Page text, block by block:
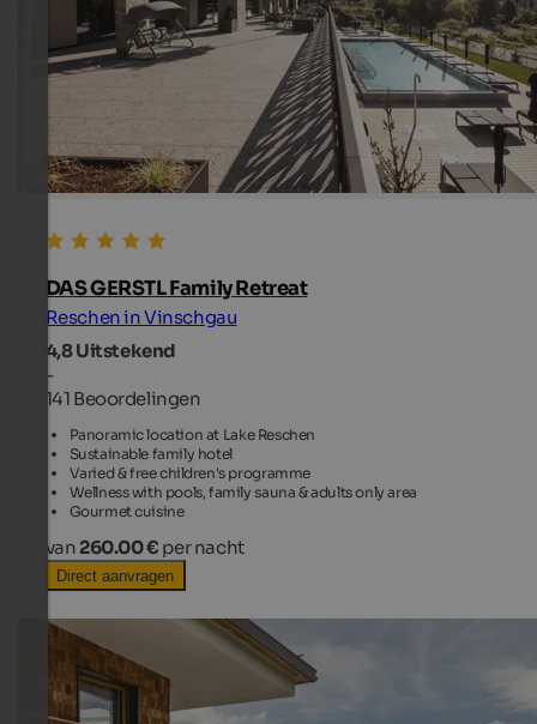
DAS GERSTL Family Retreat
Reschen in Vinschgau
4,8Uitstekend
-
141 Beoordelingen
Panoramic location at Lake Reschen
Sustainable family hotel
Varied & free children's programme
Wellness with pools, family sauna & adults only area
Gourmet cuisine
van 260.00 € per nacht
Direct aanvragen